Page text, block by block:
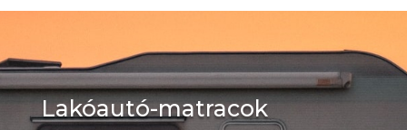
Lakóautó-matracok